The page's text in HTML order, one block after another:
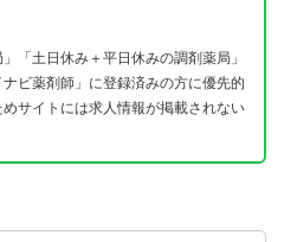
「土日休み＋平日休みの調剤薬局」
ビ薬剤師」に登録済みの方に優先的
サイトには求人情報が掲載されない